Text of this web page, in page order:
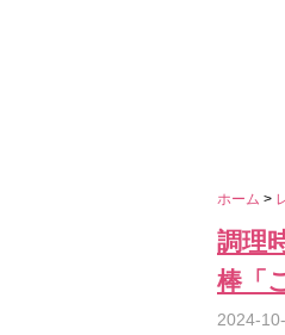
ホーム >
調理
棒「
2024-